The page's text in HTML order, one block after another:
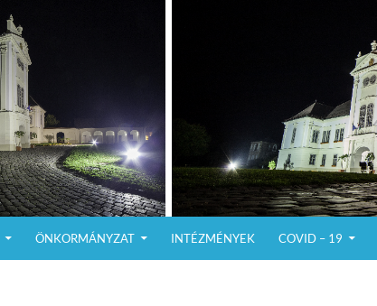
ÖNKORMÁNYZAT INTÉZMÉNYEK COVID – 19